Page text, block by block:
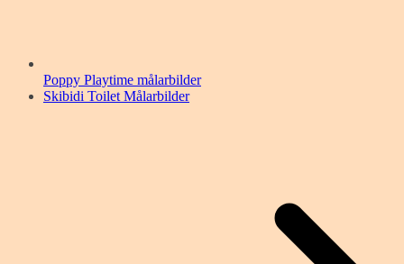
Poppy Playtime målarbilder
Skibidi Toilet Målarbilder